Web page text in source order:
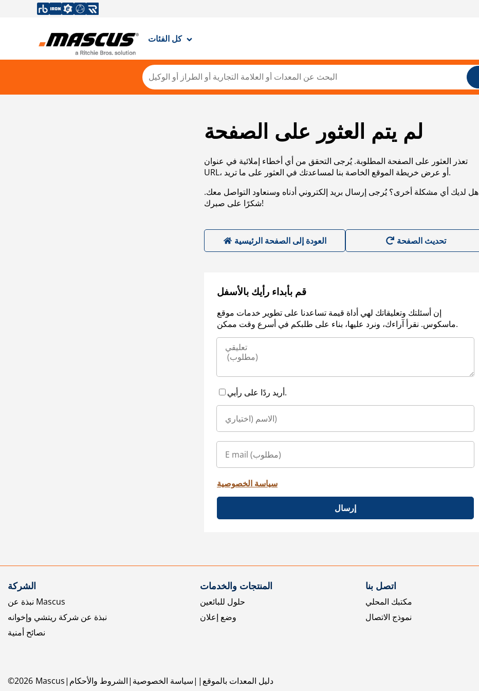
كل الفئات
لم يتم العثور على الصفحة
تعذر العثور على الصفحة المطلوبة. يُرجى التحقق من أي أخطاء إملائية في عنوان
URL، أو عرض خريطة الموقع الخاصة بنا لمساعدتك في العثور على ما تريد.
هل لديك أي مشكلة أخرى؟ يُرجى إرسال بريد إلكتروني أدناه وسنعاود التواصل معك.
شكرًا على صبرك!
العودة إلى الصفحة الرئيسية
قم بأبداء رأيك بالأسفل
إن أسئلتك وتعليقاتك لهي أداة قيمة تساعدنا على تطوير خدمات موقع
ماسكوس. نقرأ آراءك، ونرد عليها، بناء على طلبكم في أسرع وقت ممكن.
أريد ردًا على رأيي.
سياسة الخصوصية
إرسال
الشركة
نبذة عن Mascus
نبذة عن شركة ريتشي وإخوانه
نصائح أمنية
المنتجات والخدمات
حلول للبائعين
وضع إعلان
اتصل بنا
مكتبك المحلي
نموذج الاتصال
©2026 Mascus الشروط والأحكام سياسة الخصوصية دليل المعدات بالموقع